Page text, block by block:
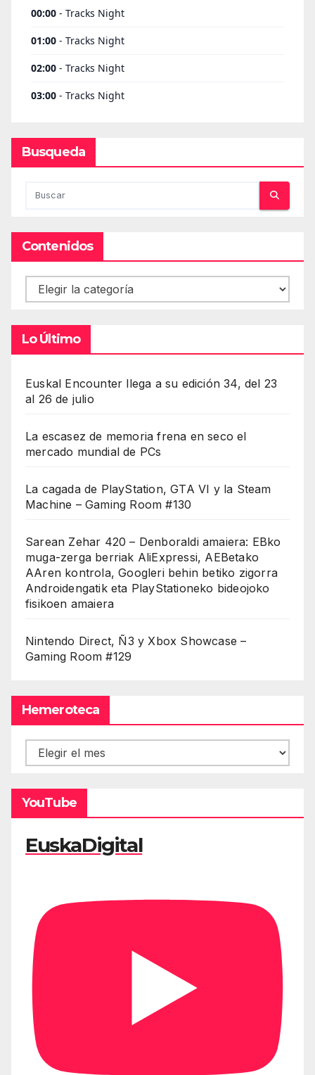
Busqueda
Contenidos
Contenidos
Lo Último
Euskal Encounter llega a su edición 34, del 23
al 26 de julio
La escasez de memoria frena en seco el
mercado mundial de PCs
La cagada de PlayStation, GTA VI y la Steam
Machine – Gaming Room #130
Sarean Zehar 420 – Denboraldi amaiera: EBko
muga-zerga berriak AliExpressi, AEBetako
AAren kontrola, Googleri behin betiko zigorra
Androidengatik eta PlayStationeko bideojoko
fisikoen amaiera
Nintendo Direct, Ñ3 y Xbox Showcase –
Gaming Room #129
Hemeroteca
Hemeroteca
YouTube
EuskaDigital